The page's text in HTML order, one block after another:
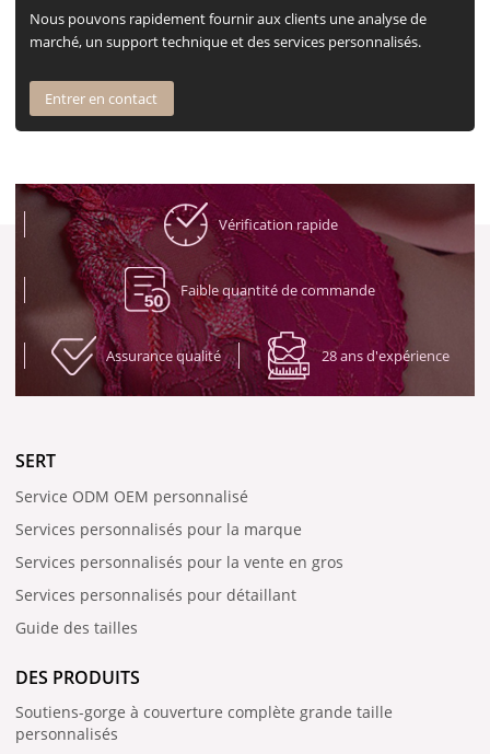
Nous pouvons rapidement fournir aux clients une analyse de
marché, un support technique et des services personnalisés.
Entrer en contact
Vérification rapide
Faible quantité de commande
Assurance qualité 28 ans d'expérience
SERT
Service ODM OEM personnalisé
Services personnalisés pour la marque
Services personnalisés pour la vente en gros
Services personnalisés pour détaillant
Guide des tailles
DES PRODUITS
Soutiens-gorge à couverture complète grande taille
personnalisés